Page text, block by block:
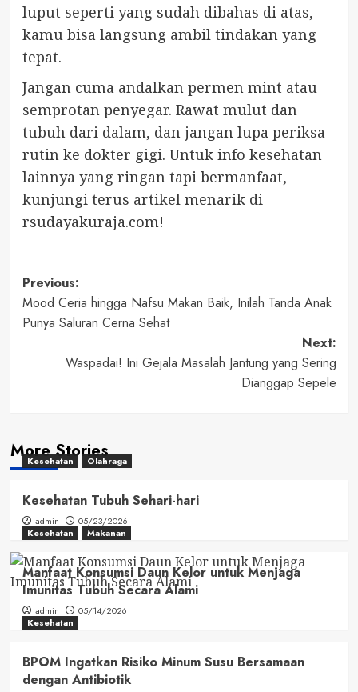
luput seperti yang sudah dibahas di atas,
kamu bisa langsung ambil tindakan yang
tepat.
Jangan cuma andalkan permen mint atau
semprotan penyegar. Rawat mulut dan
tubuh dari dalam, dan jangan lupa periksa
rutin ke dokter gigi. Untuk info kesehatan
lainnya yang ringan tapi bermanfaat,
kunjungi terus artikel menarik di
rsudayakuraja.com!
Post
navigation
Previous:
Mood Ceria hingga Nafsu Makan Baik, Inilah Tanda Anak
Punya Saluran Cerna Sehat
Next:
Waspadai! Ini Gejala Masalah Jantung yang Sering
Dianggap Sepele
More Stories
Kesehatan Olahraga
Kesehatan Tubuh Sehari-hari
admin
05/23/2026
Kesehatan
Makanan
Manfaat Konsumsi Daun Kelor untuk Menjaga
Imunitas Tubuh Secara Alami
admin
05/14/2026
Kesehatan
BPOM Ingatkan Risiko Minum Susu Bersamaan
dengan Antibiotik